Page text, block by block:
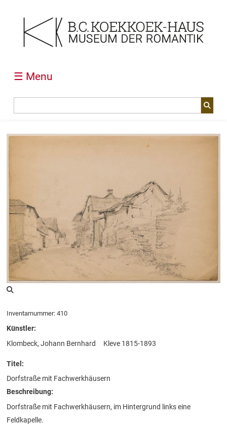
☰ Menu
Inventarnummer: 410
Künstler:
Klombeck, Johann Bernhard
Kleve 1815-1893
Titel:
Dorfstraße mit Fachwerkhäusern
Beschreibung:
Dorfstraße mit Fachwerkhäusern, im Hintergrund links eine
Feldkapelle.